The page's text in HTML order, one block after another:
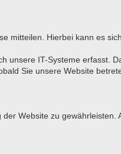
mitteilen. Hierbei kann es
unsere IT-Systeme erfasst.
Sie unsere Website
Website zu